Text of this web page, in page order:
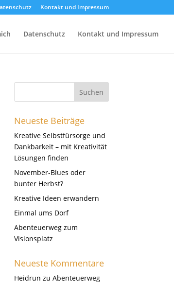
Kontakt und Impressum
Datenschutz Kontakt und Impressum
Neueste Beiträge
Kreative Selbstfürsorge und
Dankbarkeit – mit Kreativität
Lösungen finden
November-Blues oder
bunter Herbst?
Kreative Ideen erwandern
Einmal ums Dorf
Abenteuerweg zum
Visionsplatz
Neueste Kommentare
Heidrun zuAbenteuerweg